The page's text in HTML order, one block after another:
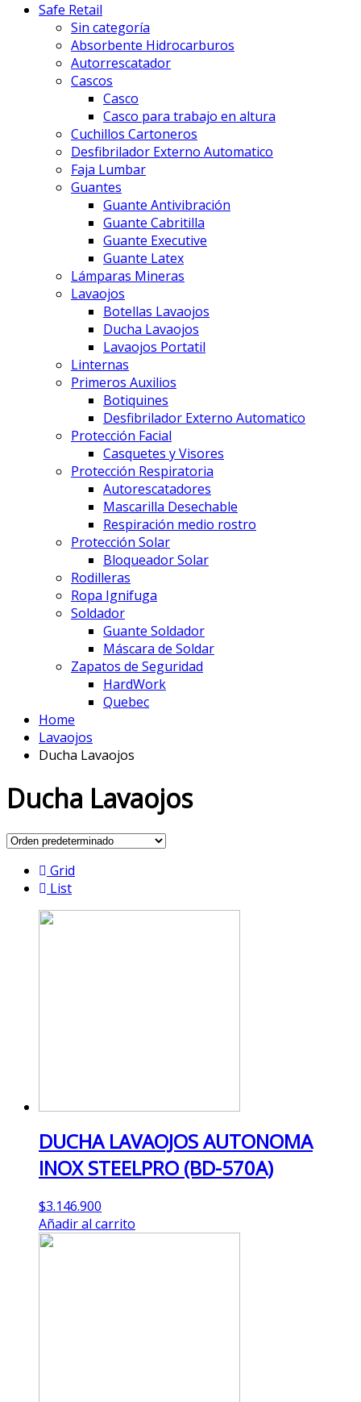
Safe Retail
Sin categoría
Absorbente Hidrocarburos
Autorrescatador
Cascos
Casco
Casco para trabajo en altura
Cuchillos Cartoneros
Desfibrilador Externo Automatico
Faja Lumbar
Guantes
Guante Antivibración
Guante Cabritilla
Guante Executive
Guante Latex
Lámparas Mineras
Lavaojos
Botellas Lavaojos
Ducha Lavaojos
Lavaojos Portatil
Linternas
Primeros Auxilios
Botiquines
Desfibrilador Externo Automatico
Protección Facial
Casquetes y Visores
Protección Respiratoria
Autorescatadores
Mascarilla Desechable
Respiración medio rostro
Protección Solar
Bloqueador Solar
Rodilleras
Ropa Ignifuga
Soldador
Guante Soldador
Máscara de Soldar
Zapatos de Seguridad
HardWork
Quebec
Home
Lavaojos
Ducha Lavaojos
Ducha Lavaojos
Grid
List
DUCHA LAVAOJOS AUTONOMA
INOX STEELPRO (BD-570A)
$3.146.900
Añadir al carrito